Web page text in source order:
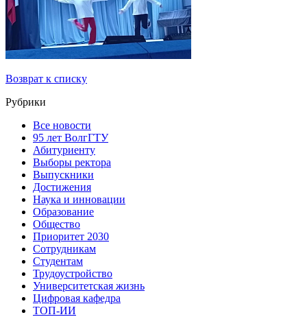
Возврат к списку
Рубрики
Все новости
95 лет ВолгГТУ
Абитуриенту
Выборы ректора
Выпускники
Достижения
Наука и инновации
Образование
Общество
Приоритет 2030
Сотрудникам
Студентам
Трудоустройство
Университетская жизнь
Цифровая кафедра
ТОП-ИИ